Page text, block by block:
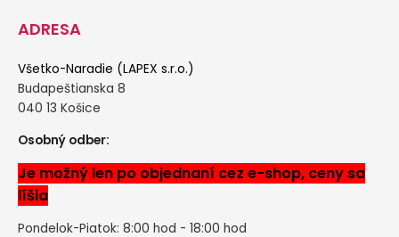
ADRESA
Všetko-Naradie (LAPEX s.r.o.)
Budapeštianska 8
040 13 Košice
Osobný odber:
Je možný len po objednaní cez e-shop, ceny sa
líšia
Pondelok-Piatok: 8:00 hod - 18:00 hod